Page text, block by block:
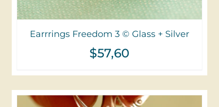
Earrrings Freedom 3 © Glass + Silver
$57,60